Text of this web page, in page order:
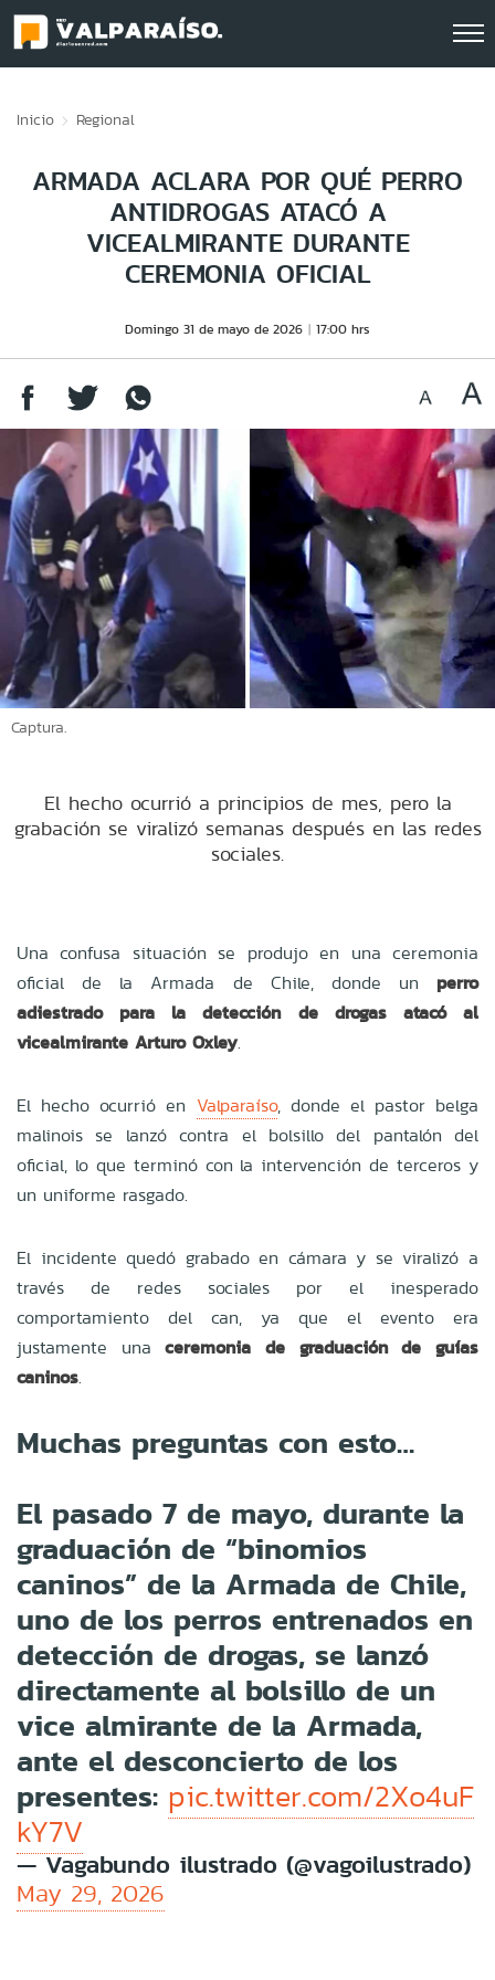
Inicio Regional
ARMADA ACLARA POR QUÉ PERRO
ANTIDROGAS ATACÓ A
VICEALMIRANTE DURANTE
CEREMONIA OFICIAL
Domingo 31 de mayo de 2026 17:00 hrs
Captura.
El hecho ocurrió a principios de mes, pero la
grabación se viralizó semanas después en las redes
sociales.
Una confusa situación se produjo en una ceremonia
oficial de la Armada de Chile, donde un perro
adiestrado para la detección de drogas atacó al
vicealmirante Arturo Oxley.
El hecho ocurrió en Valparaíso, donde el pastor belga
malinois se lanzó contra el bolsillo del pantalón del
oficial, lo que terminó con la intervención de terceros y
un uniforme rasgado.
El incidente quedó grabado en cámara y se viralizó a
través de redes sociales por el inesperado
comportamiento del can, ya que el evento era
justamente unaceremonia de graduación de guías
caninos.
Muchas preguntas con esto…
El pasado 7 de mayo, durante la
graduación de “binomios
caninos” de la Armada de Chile,
uno de los perros entrenados en
detección de drogas, se lanzó
directamente al bolsillo de un
vice almirante de la Armada,
ante el desconcierto de los
presentes: pic.twitter.com/2Xo4uF
kY7V
— Vagabundo ilustrado (@vagoilustrado)
May 29, 2026